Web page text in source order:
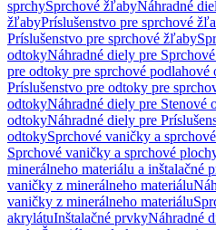
sprchySprchové žľabyNáhradné
žľabyPríslušenstvo pre sprchové
Príslušenstvo pre sprchové žľaby
odtokyNáhradné diely pre
pre odtoky pre sprchové podlahové
Príslušenstvo pre odtoky pre
odtokyNáhradné diely pre Stenové
odtokyNáhradné diely pre
odtokySprchové vaničky a
Sprchové vaničky a sprchové
minerálneho materiálu a inštalačné
vaničky z minerálneho materiálu
vaničky z minerálneho materiálu
akrylátuInštalačné prvkyNáhradné